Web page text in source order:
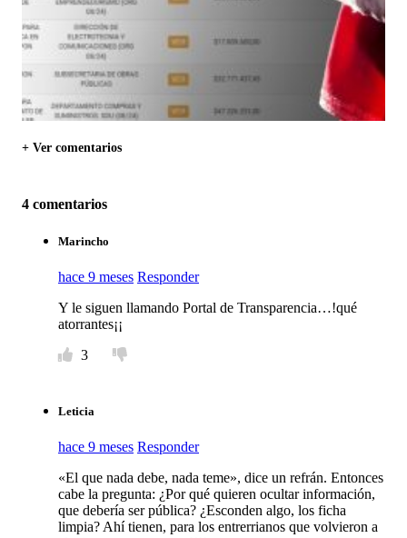
+ Ver comentarios
4 comentarios
Marincho
hace 9 meses Responder
Y le siguen llamando Portal de Transparencia…!qué
atorrantes¡¡
3
Leticia
hace 9 meses Responder
«El que nada debe, nada teme», dice un refrán. Entonces
cabe la pregunta: ¿Por qué quieren ocultar información,
que debería ser pública? ¿Esconden algo, los ficha
limpia? Ahí tienen, para los entrerrianos que volvieron a